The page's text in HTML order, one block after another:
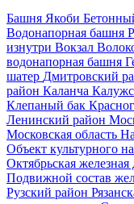
Башня Якоби
Водонапорная башня
изнутри Вокзал
водонапорная башня
шатер Дмитровский
район Каланча
Клепаный бак
Ленинский район
Московская область
Объект культурного
Октябрьская железная
Подвижной состав
Рузский район